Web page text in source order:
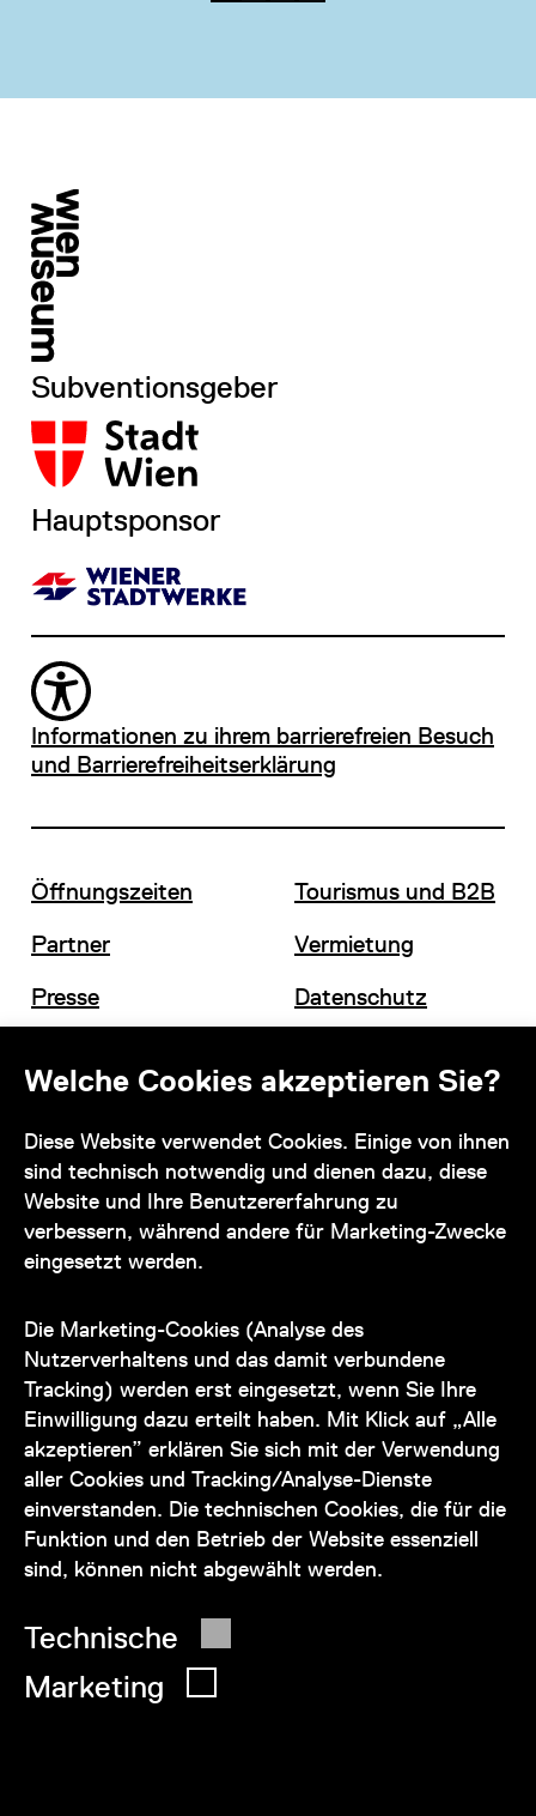
Welche Cookies akzeptieren Sie?
Diese Website verwendet Cookies. Einige von ihnen
sind technisch notwendig und dienen dazu, diese
Website und Ihre Benutzererfahrung zu
verbessern, während andere für Marketing-Zwecke
eingesetzt werden.
Die Marketing-Cookies (Analyse des
Nutzerverhaltens und das damit verbundene
Tracking) werden erst eingesetzt, wenn Sie Ihre
Einwilligung dazu erteilt haben. Mit Klick auf „Alle
akzeptieren” erklären Sie sich mit der Verwendung
aller Cookies und Tracking/Analyse-Dienste
einverstanden. Die technischen Cookies, die für die
Funktion und den Betrieb der Website essenziell
sind, können nicht abgewählt werden.
Technische
Marketing
Subventionsgeber
Hauptsponsor
Informationen zu ihrem barrierefreien Besuch
und Barrierefreiheitserklärung
Öffnungszeiten
Partner
Presse
Tourismus und B2B
Vermietung
Datenschutz
Kontakt
zu den Öffnungszeiten des Museums
auch telefonisch zur Verfügung:
+43 1 505 87 47 85173
service@wienmuseum.at
© 2026 Wien Museum